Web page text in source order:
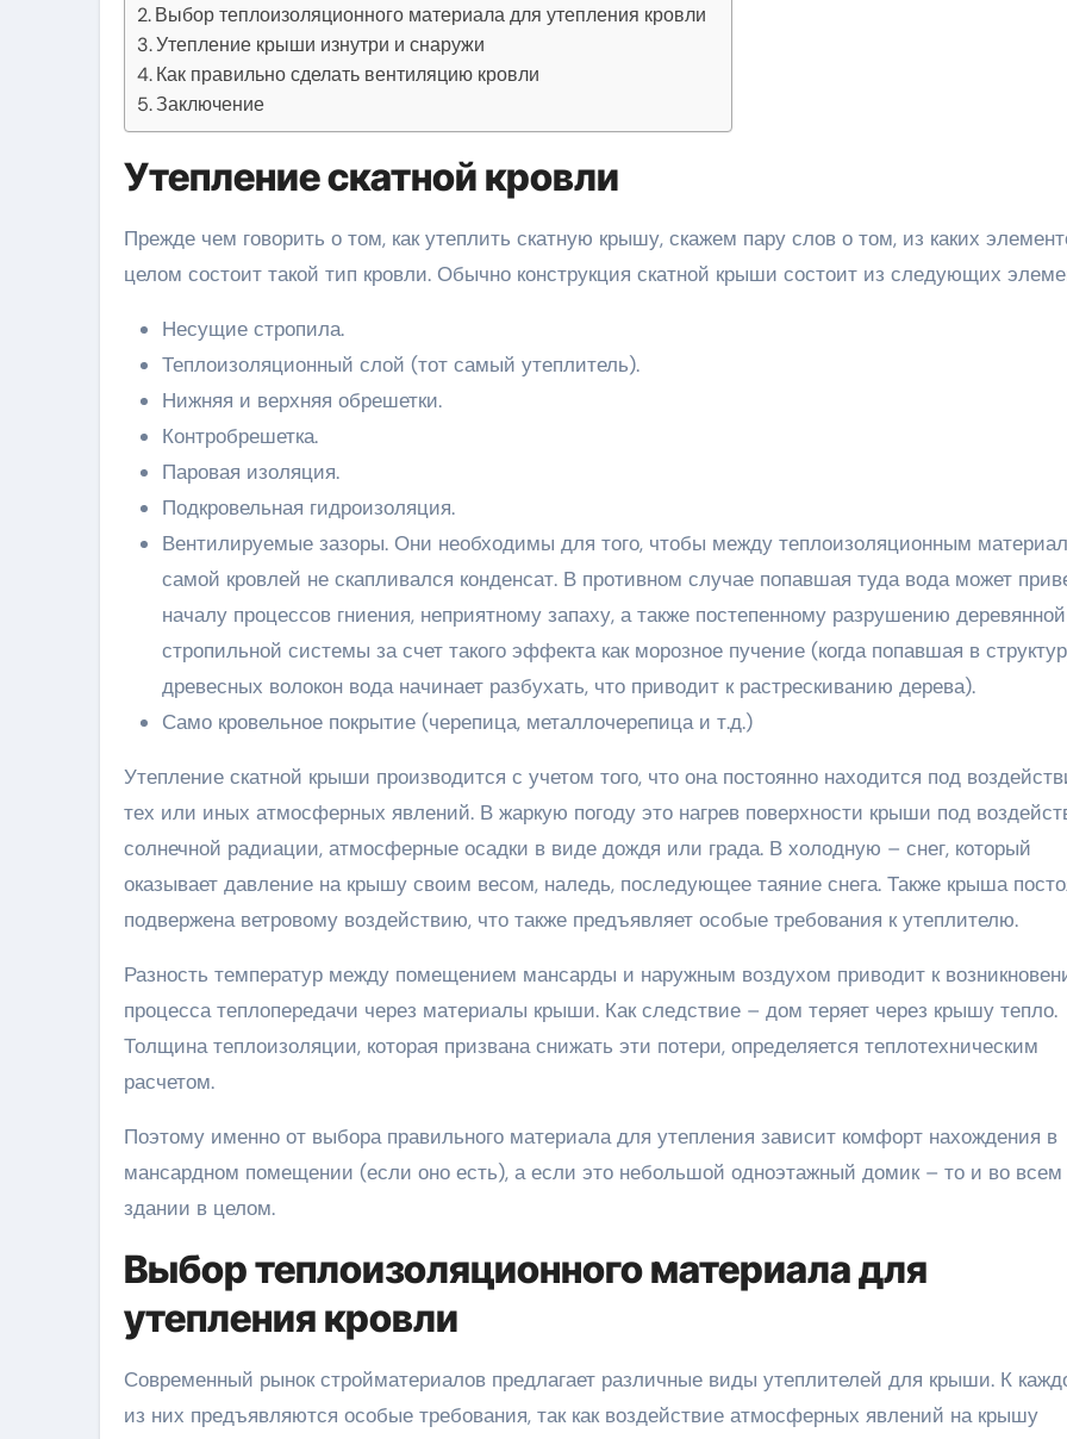
Выбор теплоизоляционного материала для утепления кровли
Утепление крыши изнутри и снаружи
Как правильно сделать вентиляцию кровли
Заключение
Утепление скатной кровли
Прежде чем говорить о том, как утеплить скатную крышу, скажем пару слов о том, из каких
целом состоит такой тип кровли. Обычно конструкция скатной крыши состоит из следующих
Несущие стропила.
Теплоизоляционный слой (тот самый утеплитель).
Нижняя и верхняя обрешетки.
Контробрешетка.
Паровая изоляция.
Подкровельная гидроизоляция.
Вентилируемые зазоры. Они необходимы для того, чтобы между теплоизоляционным
самой кровлей не скапливался конденсат. В противном случае попавшая туда вода может
началу процессов гниения, неприятному запаху, а также постепенному разрушению деревянной
стропильной системы за счет такого эффекта как морозное пучение (когда попавшая в
древесных волокон вода начинает разбухать, что приводит к растрескиванию дерева).
Само кровельное покрытие (черепица, металлочерепица и т.д.)
Утепление скатной крыши производится с учетом того, что она постоянно находится под
тех или иных атмосферных явлений. В жаркую погоду это нагрев поверхности крыши под
солнечной радиации, атмосферные осадки в виде дождя или града. В холодную – снег, который
оказывает давление на крышу своим весом, наледь, последующее таяние снега. Также крыша
подвержена ветровому воздействию, что также предъявляет особые требования к утеплителю.
Разность температур между помещением мансарды и наружным воздухом приводит к
процесса теплопередачи через материалы крыши. Как следствие – дом теряет через крышу тепло.
Толщина теплоизоляции, которая призвана снижать эти потери, определяется теплотехническим
расчетом.
Поэтому именно от выбора правильного материала для утепления зависит комфорт нахождения в
мансардном помещении (если оно есть), а если это небольшой одноэтажный домик – то и во всем
здании в целом.
Выбор теплоизоляционного материала для
утепления кровли
Современный рынок стройматериалов предлагает различные виды утеплителей для крыши. К
из них предъявляются особые требования, так как воздействие атмосферных явлений на крышу